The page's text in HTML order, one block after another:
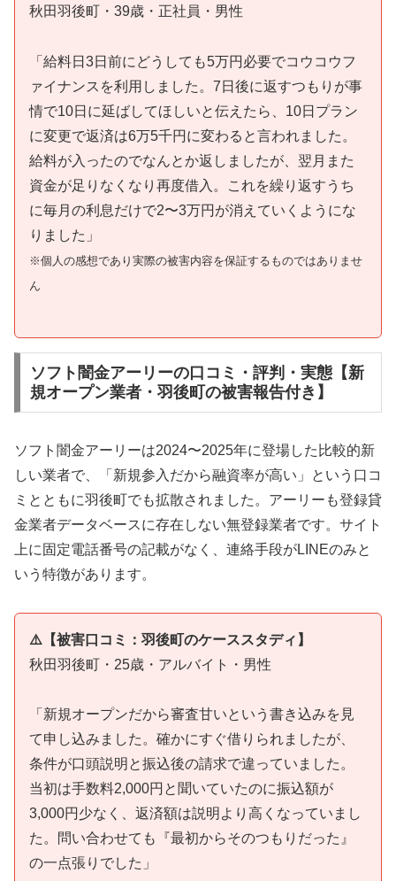
秋田羽後町・39歳・正社員・男性
「給料日3日前にどうしても5万円必要でコウコウフ
ァイナンスを利用しました。7日後に返すつもりが事
情で10日に延ばしてほしいと伝えたら、10日プラン
に変更で返済は6万5千円に変わると言われました。
給料が入ったのでなんとか返しましたが、翌月また
資金が足りなくなり再度借入。これを繰り返すうち
に毎月の利息だけで2〜3万円が消えていくようにな
りました」
※個人の感想であり実際の被害内容を保証するものではありませ
ん
ソフト闇金アーリーの口コミ・評判・実態【新
規オープン業者・羽後町の被害報告付き】
ソフト闇金アーリーは2024〜2025年に登場した比較的新
しい業者で、「新規参入だから融資率が高い」という口コ
ミとともに羽後町でも拡散されました。アーリーも登録貸
金業者データベースに存在しない無登録業者です。サイト
上に固定電話番号の記載がなく、連絡手段がLINEのみと
いう特徴があります。
⚠️【被害口コミ：羽後町のケーススタディ】
秋田羽後町・25歳・アルバイト・男性
「新規オープンだから審査甘いという書き込みを見
て申し込みました。確かにすぐ借りられましたが、
条件が口頭説明と振込後の請求で違っていました。
当初は手数料2,000円と聞いていたのに振込額が
3,000円少なく、返済額は説明より高くなっていまし
た。問い合わせても『最初からそのつもりだった』
の一点張りでした」